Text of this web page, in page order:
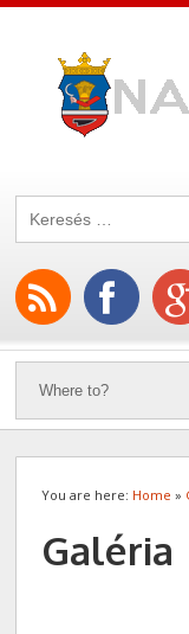
You are here: Home »
Galéria